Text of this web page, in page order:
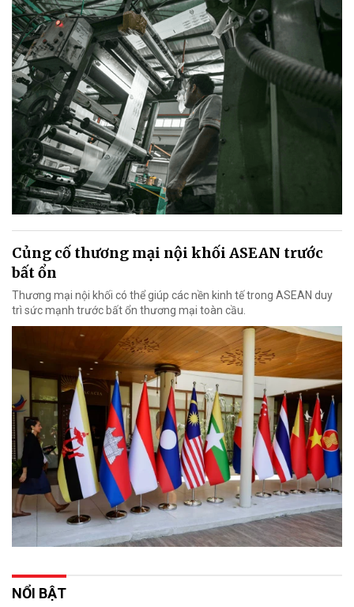
Củng cố thương mại nội khối ASEAN trước
bất ổn
Thương mại nội khối có thể giúp các nền kinh tế trong ASEAN duy
trì sức mạnh trước bất ổn thương mại toàn cầu.
NỔI BẬT